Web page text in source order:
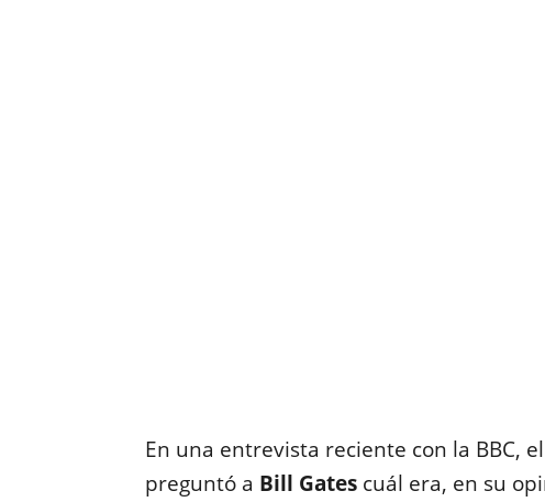
En una entrevista reciente con la BBC,
preguntó a Bill Gatescuál era, en su